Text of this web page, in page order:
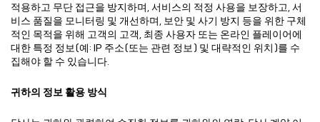
적용하고 무단 접근을 방지하며, 서비스의 적정 사용을 보장하고, 서
비스 품질을 모니터링 및 개선하며, 보안 및 사기 방지 등을 위한 구체
적인 목적을 위해 고객의 고객, 최종 사용자 또는 온라인 플레이어에
대한 특정 정보(예: IP 주소(또는 관련 정보) 및 대략적인 위치)를 수
집해야 할 수 있습니다.
귀하의 정보 활용 방식